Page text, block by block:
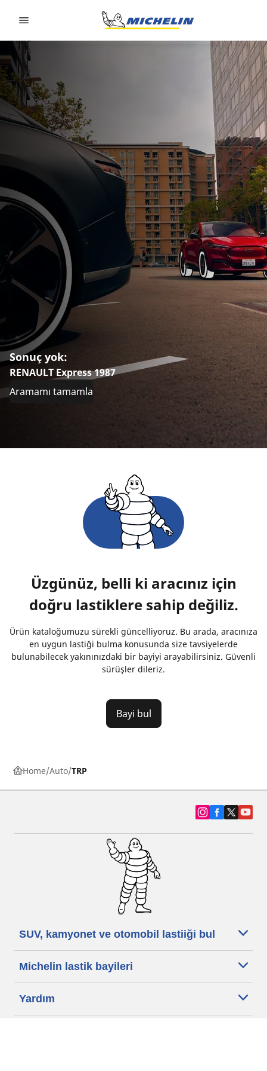
Sonuç yok:
RENAULT Express 1987
Aramamı tamamla
Üzgünüz, belli ki aracınız için
doğru lastiklere sahip değiliz.
Ürün kataloğumuzu sürekli güncelliyoruz. Bu arada, aracınıza
en uygun lastiği bulma konusunda size tavsiyelerde
bulunabilecek yakınınızdaki bir bayiyi arayabilirsiniz. Güvenli
sürüşler dileriz.
Bayi bul
Home Auto TRP
SUV, kamyonet ve otomobil lastiiği bul
Michelin lastik bayileri
Yardım